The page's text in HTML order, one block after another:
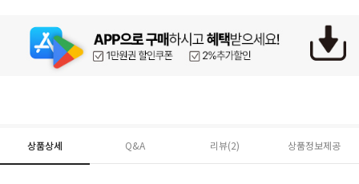
상품상세 Q&A 리뷰(2) 상품정보제공